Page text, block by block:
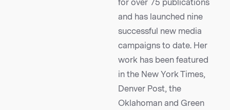
for over 75 publications
and has launched nine
successful new media
campaigns to date. Her
work has been featured
in the New York Times,
Denver Post, the
Oklahoman and Green